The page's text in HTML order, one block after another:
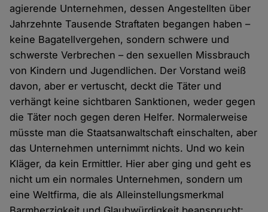
agierende Unternehmen, dessen Angestellten über
Jahrzehnte Tausende Straftaten begangen haben –
keine Bagatellvergehen, sondern schwere und
schwerste Verbrechen – den sexuellen Missbrauch
von Kindern und Jugendlichen. Der Vorstand weiß
davon, aber er vertuscht, deckt die Täter und
verhängt keine sichtbaren Sanktionen, weder gegen
die Täter noch gegen deren Helfer. Normalerweise
müsste man die Staatsanwaltschaft einschalten, aber
das Unternehmen unternimmt nichts. Und wo kein
Kläger, da kein Ermittler. Hier aber ging und geht es
nicht um ein normales Unternehmen, sondern um
eine Weltfirma, die als Alleinstellungsmerkmal